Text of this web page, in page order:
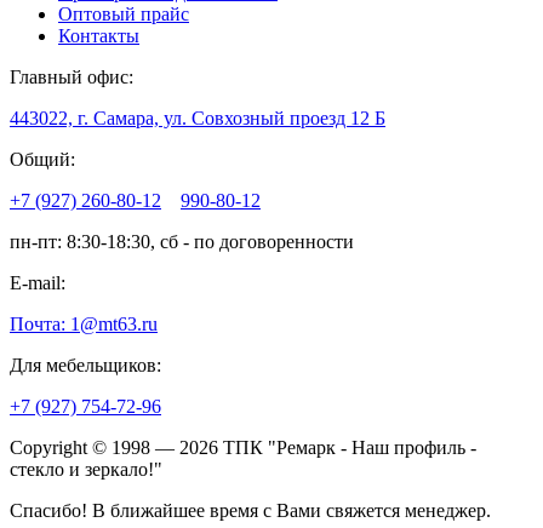
Оптовый прайс
Контакты
Главный офис:
443022, г. Самара, ул. Совхозный проезд 12 Б
Общий:
+7 (927) 260-80-12
990-80-12
пн-пт: 8:30-18:30, сб - по договоренности
E-mail:
Почта: 1@mt63.ru
Для мебельщиков:
+7 (927) 754-72-96
Copyright © 1998 — 2026 ТПК "Ремарк - Наш профиль -
стекло и зеркало!"
Спасибо! В ближайшее время с Вами свяжется менеджер.